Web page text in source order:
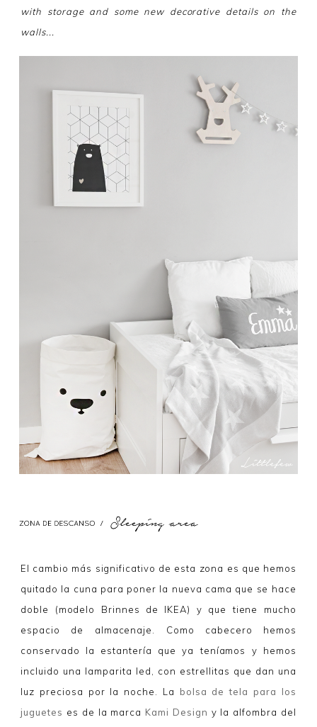
with storage and some new decorative details on the
walls...
El cambio más significativo de esta zona es que hemos
quitado la cuna para poner la nueva cama que se hace
doble (modelo Brinnes de IKEA) y que tiene mucho
espacio de almacenaje. Como cabecero hemos
conservado la estantería que ya teníamos y hemos
incluido una lamparita led, con estrellitas que dan una
luz preciosa por la noche. La bolsa de tela para los
juguetes es de la marca Kami Design y la alfombra del